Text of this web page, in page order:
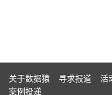
关于数据猿 寻求报道
活
案例投递